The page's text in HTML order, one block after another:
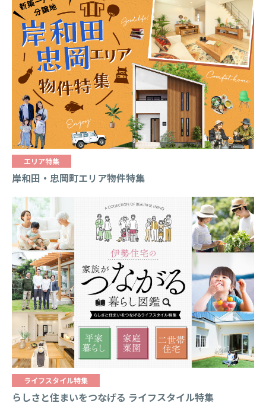
エリア特集
岸和田・忠岡町エリア物件特集
ライフスタイル特集
らしさと住まいをつなげる ライフスタイル特集